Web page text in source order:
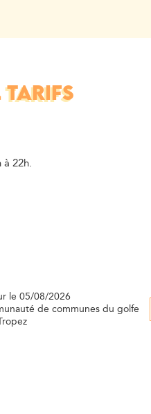
TARIFS
22h.
le 05/08/2026
de communes du golfe